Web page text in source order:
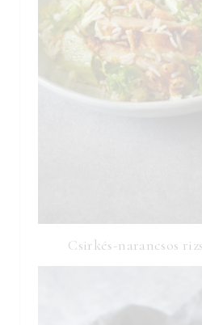
Csirkés-narancsos